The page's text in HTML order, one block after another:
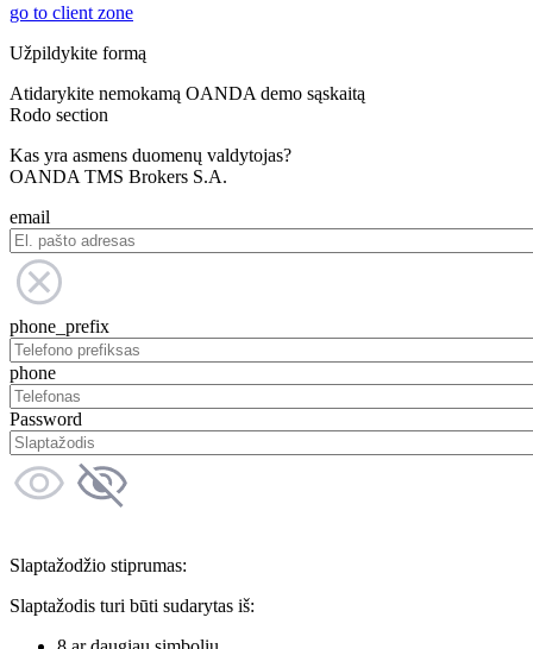
go to client zone
Užpildykite formą
Atidarykite nemokamą OANDA demo sąskaitą
Rodo section
Kas yra asmens duomenų valdytojas?
OANDA TMS Brokers S.A.
email
phone_prefix
phone
Password
Slaptažodžio stiprumas:
Slaptažodis turi būti sudarytas iš: